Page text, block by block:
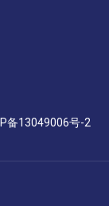
备13049006号-2